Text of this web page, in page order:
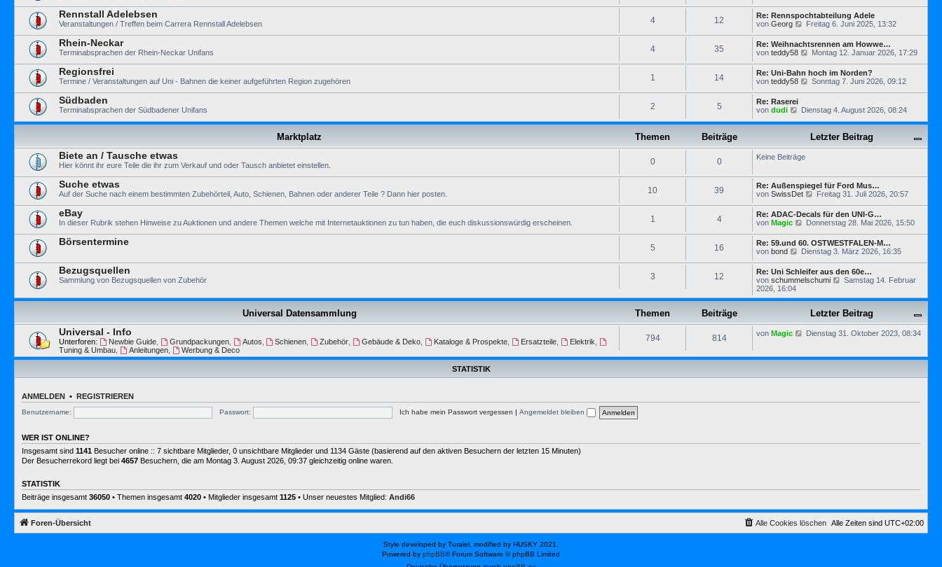
r
a
g
Rennstall Adelebsen
Veranstaltungen / Treffen beim Carrera Rennstall Adelebsen 4 12
Re: Rennspochtabteilung Adele
von Georg
N
u
e
s
t
e
r
i
t
r
Freitag 6. Juni 2025, 13:32
Rhein-Neckar
Terminabsprachen der Rhein-Neckar Unifans 4 35
Re: Weihnachtsrennen am Howwe…
von teddy58
N
u
e
s
t
r
e
Montag 12. Januar 2026, 17:29
Regionsfrei
Termine / Veranstaltungen auf Uni - Bahnen die keiner aufgeführten Region zugehören 1 14
Re: Uni-Bahn hoch im Norden?
von teddy58
N
s
t
r
B
a
g
Sonntag 7. Juni 2026, 09:12
Südbaden
Terminabsprachen der Südbadener Unifans 2 5
Re: Raserei
von dudi
N
u
t
e
B
e
i
r
a
g
Dienstag 4. August 2026, 08:24
Marktplatz Themen Beiträge Letzter Beitrag
Biete an / Tausche etwas
Hier könnt ihr eure Teile die ihr zum Verkauf und oder Tausch anbietet einstellen. 0 0 Keine Beiträge
Suche etwas
Auf der Suche nach einem bestimmten Zubehörteil, Auto, Schienen, Bahnen oder anderer Teile ? Dann hier posten. 10 39
Re: Außenspiegel für Ford Mus…
von SwissDet
N
u
e
s
t
e
r
e
i
t
a
g
Freitag 31. Juli 2026, 20:57
eBay
In dieser Rubrik stehen Hinweise zu Auktionen und andere Themen welche mit Internetauktionen zu tun haben, die euch diskussionswürdig erscheinen. 1 4
Re: ADAC-Decals für den UNI-G…
von Magic
N
u
e
s
t
e
r
e
r
a
Donnerstag 28. Mai 2026, 15:50
Börsentermine
5 16
Re: 59.und 60. OSTWESTFALEN-M…
von bond
N
u
e
s
e
e
i
a
Dienstag 3. März 2026, 16:35
Bezugsquellen
Sammlung von Bezugsquellen von Zubehör 3 12
Re: Uni Schleifer aus den 60e…
von schummelschumi
N
u
s
t
e
r
e
r
Samstag 14. Februar
2026, 16:04
Universal Datensammlung Themen Beiträge Letzter Beitrag
Universal - Info
Unterforen: Newbie Guide, Grundpackungen, Autos Schienen Zubehör Gebäude & Deko Kataloge & Prospekte, Ersatzteile, Elektrik
Tuning & Umbau
Anleitungen, Werbung & Deco
794 814 von Magic
N
e
a
Dienstag 31. Oktober 2023, 08:34
STATISTIK
ANMELDEN • REGISTRIEREN
Benutzername: Passwort: Ich habe mein Passwort vergessen | Angemeldet bleiben
WER IST ONLINE?
Insgesamt sind 1141 Besucher online :: 7 sichtbare Mitglieder, 0 unsichtbare Mitglieder und 1134 Gäste (basierend auf den aktiven Besuchern der letzten 15 Minuten)
Der Besucherrekord liegt bei 4657 Besuchern, die am Montag 3. August 2026, 09:37 gleichzeitig online waren.
STATISTIK
Beiträge insgesamt 36050 • Themen insgesamt 4020 • Mitglieder insgesamt 1125 • Unser neuestes Mitglied: Andi66
Foren-Übersicht Alle Zeiten sind UTC+02:00
Alle Cookies löschen
Style developed by Turaiel, modified by HUSKY 2021,
Powered by phpBB® Forum Software © phpBB Limited